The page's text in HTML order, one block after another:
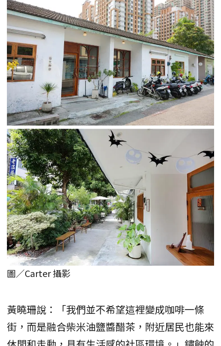
圖／Carter 攝影
黃曉珊說：「我們並不希望這裡變成咖啡一條
街，而是融合柴米油鹽醬醋茶，附近居民也能來